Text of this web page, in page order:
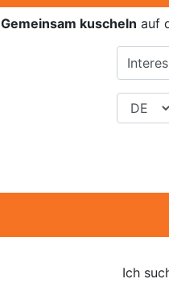
Gemeinsam kuscheln auf
Land
Ich